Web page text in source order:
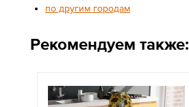
по другим городам
Рекомендуем также: